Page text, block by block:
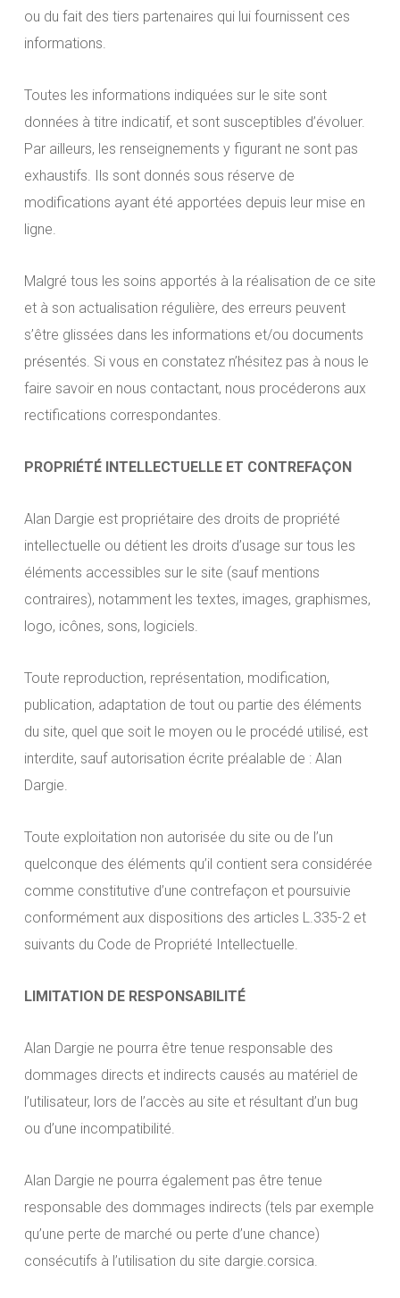
ou du fait des tiers partenaires qui lui fournissent ces
informations.
Toutes les informations indiquées sur le site sont
données à titre indicatif, et sont susceptibles d’évoluer.
Par ailleurs, les renseignements y figurant ne sont pas
exhaustifs. Ils sont donnés sous réserve de
modifications ayant été apportées depuis leur mise en
ligne.
Malgré tous les soins apportés à la réalisation de ce site
et à son actualisation régulière, des erreurs peuvent
s’être glissées dans les informations et/ou documents
présentés. Si vous en constatez n’hésitez pas à nous le
faire savoir en nous contactant, nous procéderons aux
rectifications correspondantes.
PROPRIÉTÉ INTELLECTUELLE ET CONTREFAÇON
Alan Dargie est propriétaire des droits de propriété
intellectuelle ou détient les droits d’usage sur tous les
éléments accessibles sur le site (sauf mentions
contraires), notamment les textes, images, graphismes,
logo, icônes, sons, logiciels.
Toute reproduction, représentation, modification,
publication, adaptation de tout ou partie des éléments
du site, quel que soit le moyen ou le procédé utilisé, est
interdite, sauf autorisation écrite préalable de : Alan
Dargie.
Toute exploitation non autorisée du site ou de l’un
quelconque des éléments qu’il contient sera considérée
comme constitutive d’une contrefaçon et poursuivie
conformément aux dispositions des articles L.335-2 et
suivants du Code de Propriété Intellectuelle.
LIMITATION DE RESPONSABILITÉ
Alan Dargie ne pourra être tenue responsable des
dommages directs et indirects causés au matériel de
l’utilisateur, lors de l’accès au site et résultant d’un bug
ou d’une incompatibilité.
Alan Dargie ne pourra également pas être tenue
responsable des dommages indirects (tels par exemple
qu’une perte de marché ou perte d’une chance)
consécutifs à l’utilisation du site dargie.corsica.